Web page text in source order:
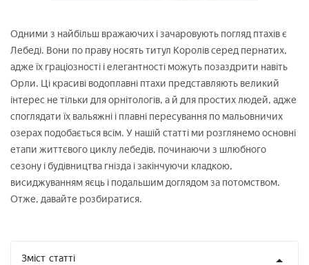
Одними з найбільш вражаючих і зачаровують погляд птахів є
Лебеді. Вони по праву носять титул Королів серед пернатих,
адже їх граціозності і елегантності можуть позаздрити навіть
Орли. Ці красиві водоплавні птахи представляють великий
інтерес не тільки для орнітологів, а й для простих людей, адже
споглядати їх вальяжні і плавні пересування по мальовничих
озерах подобається всім. У нашій статті ми розглянемо основні
етапи життєвого циклу лебедів, починаючи з шлюбного
сезону і будівництва гнізда і закінчуючи кладкою,
висиджуванням яєць і подальшим доглядом за потомством.
Отже, давайте розбиратися.
Зміст статті